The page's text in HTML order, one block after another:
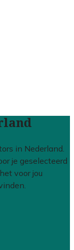
in Nederland.
je geselecteerd
voor jou